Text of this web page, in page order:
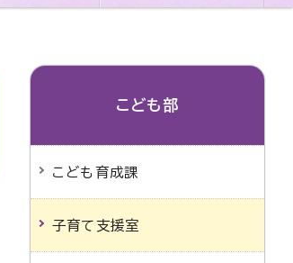
こども部
こども育成課
子育て支援室